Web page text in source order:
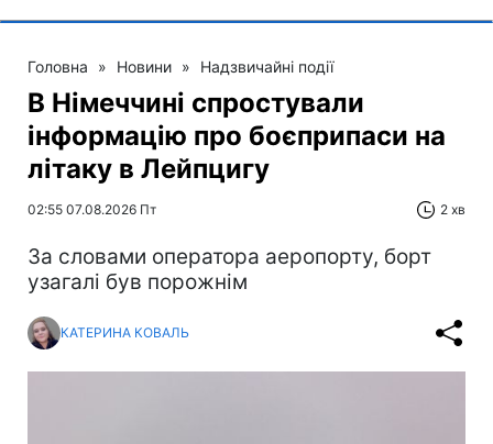
Головна » Новини » Надзвичайні події
В Німеччині спростували
інформацію про боєприпаси на
літаку в Лейпцигу
02:55 07.08.2026 Пт 2 хв
За словами оператора аеропорту, борт
узагалі був порожнім
КАТЕРИНА КОВАЛЬ